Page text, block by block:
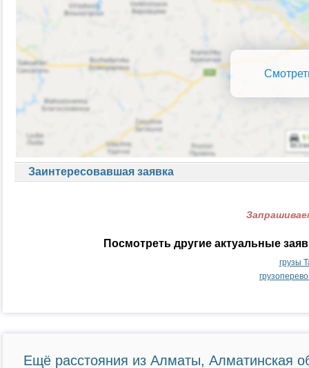
Заинтересовавшая заявка
Посмотреть другие актуальные
грузы
Ещё расстояния из Алматы, Алматинская